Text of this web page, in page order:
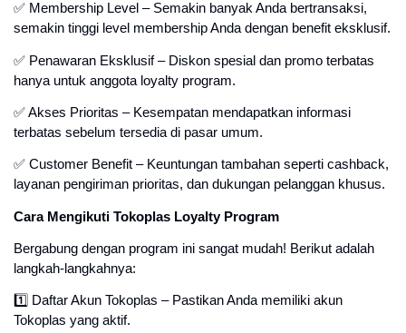
✅ Membership Level – Semakin banyak Anda bertransaksi,
semakin tinggi level membership Anda dengan benefit eksklusif.
✅ Penawaran Eksklusif – Diskon spesial dan promo terbatas
hanya untuk anggota loyalty program.
✅ Akses Prioritas – Kesempatan mendapatkan informasi
terbatas sebelum tersedia di pasar umum.
✅ Customer Benefit – Keuntungan tambahan seperti cashback,
layanan pengiriman prioritas, dan dukungan pelanggan khusus.
Cara Mengikuti Tokoplas Loyalty Program
Bergabung dengan program ini sangat mudah! Berikut adalah
langkah-langkahnya:
1️⃣ Daftar Akun Tokoplas – Pastikan Anda memiliki akun
Tokoplas yang aktif.